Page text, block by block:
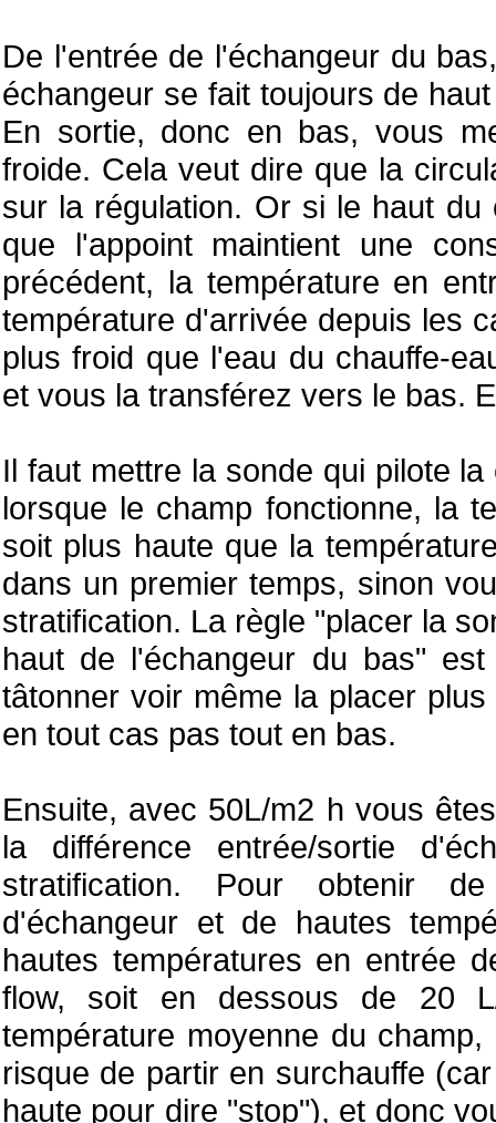
De l'entrée de l'échangeur du
échangeur se fait toujours de
En sortie, donc en bas, vous
froide. Cela veut dire que la
sur la régulation. Or si le haut
que l'appoint maintient une
précédent, la température en
température d'arrivée depuis les
plus froid que l'eau du chauffe-
et vous la transférez vers le bas.
Il faut mettre la sonde qui pilote
lorsque le champ fonctionne, la
soit plus haute que la
dans un premier temps, sinon
stratification. La règle "placer la
haut de l'échangeur du bas"
tâtonner voir même la placer
en tout cas pas tout en bas.
Ensuite, avec 50L/m2 h vous
la différence entrée/sortie
stratification. Pour obtenir
d'échangeur et de hautes
hautes températures en entrée
flow, soit en dessous de 20
température moyenne du
risque de partir en surchauffe
haute pour dire "stop"), et donc